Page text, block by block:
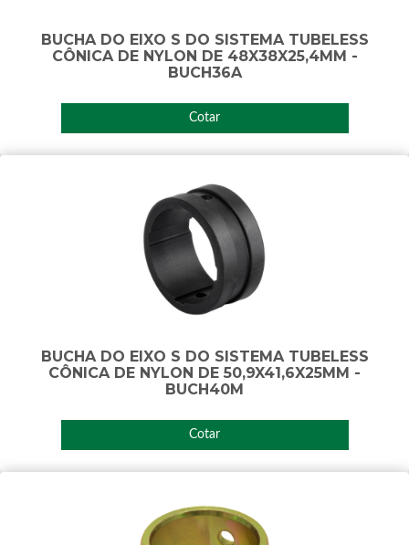
BUCHA DO EIXO S DO SISTEMA TUBELESS
CÔNICA DE NYLON DE 48X38X25,4MM -
BUCH36A
Cotar
BUCHA DO EIXO S DO SISTEMA TUBELESS
CÔNICA DE NYLON DE 50,9X41,6X25MM -
BUCH40M
Cotar